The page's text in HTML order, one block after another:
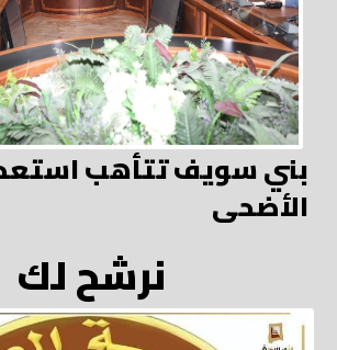
بني سويف تتأهب
الأضحى
نرشح لك